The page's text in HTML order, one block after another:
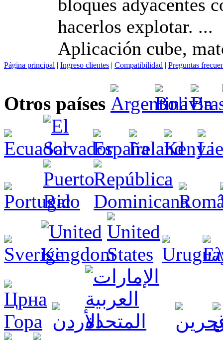
bloques adyacentes
hacerlos explotar. ...
Aplicación cube,
Página principal | Ingreso clientes | Compatibilidad | Preguntas
Otros países